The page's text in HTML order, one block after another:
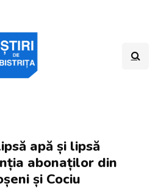
apă și lipsă
abonaților din
și Cociu